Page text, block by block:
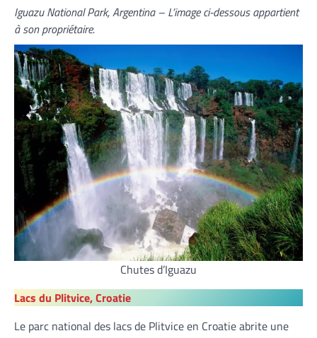
Iguazu National Park, Argentina – L’image ci-dessous appartient
à son propriétaire.
Chutes d’Iguazu
Lacs du Plitvice, Croatie
Le parc national des lacs de Plitvice en Croatie abrite une